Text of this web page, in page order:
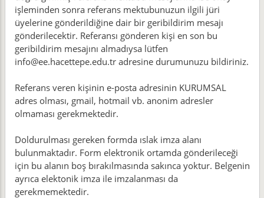
işleminden sonra referans mektubunuzun ilgili jüri
üyelerine gönderildiğine dair bir geribildirim mesajı
gönderilecektir. Referansı gönderen kişi en son bu
geribildirim mesajını almadıysa lütfen
info@ee.hacettepe.edu.tr adresine durumunuzu bildiriniz.
Referans veren kişinin e-posta adresinin KURUMSAL
adres olması, gmail, hotmail vb. anonim adresler
olmaması gerekmektedir.
Doldurulması gereken formda ıslak imza alanı
bulunmaktadır. Form elektronik ortamda gönderileceği
için bu alanın boş bırakılmasında sakınca yoktur. Belgenin
ayrıca elektonik imza ile imzalanması da
gerekmemektedir.